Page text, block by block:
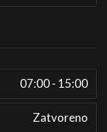
07:00 - 15:00
Zatvoreno